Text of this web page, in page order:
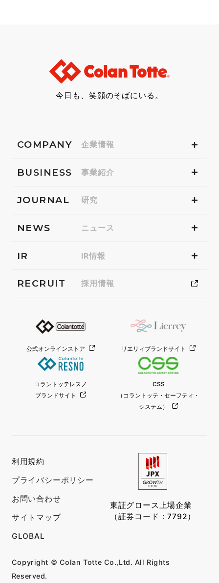
今日も、笑顔のそばにいる。
COMPANY 企業情報
BUSINESS 事業紹介
JOURNAL 研究
NEWS ニュース
IR IR情報
RECRUIT 採用情報
公式オンラインストア リエリィブランドサイト
コラントッテレスノ
ブランドサイト
CSS
（コラントッテ・セーフティ・
システム）
利用規約
プライバシーポリシー
お問い合わせ
サイトマップ
GLOBAL
Copyright © Colan Totte Co.,Ltd. All Rights
Reserved.
東証グロース上場企業
（証券コード：7792）